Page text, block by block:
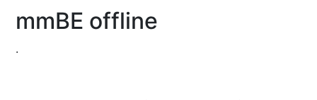
mmBE offline
.